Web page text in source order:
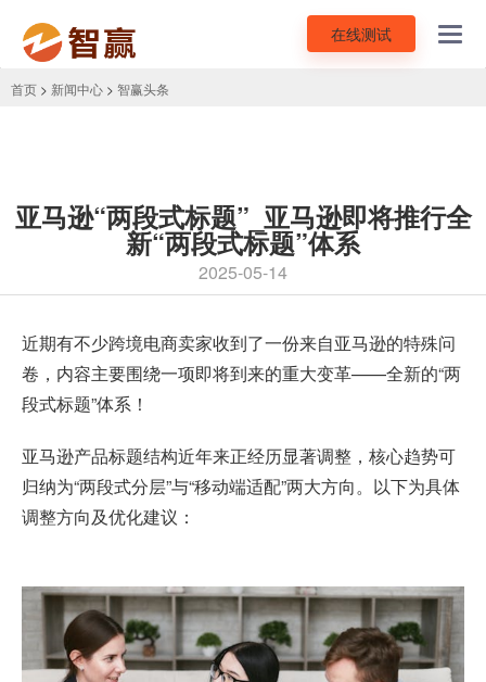
在线测试
首页 > 新闻中心 > 智赢头条
亚马逊“两段式标题”_亚马逊即将推行全
新“两段式标题”体系
2025-05-14
近期有不少跨境电商卖家收到了一份来自亚马逊的特殊问
卷，内容主要围绕一项即将到来的重大变革——全新的“两
段式标题”体系！
亚马逊产品标题结构近年来正经历显著调整，核心趋势可
归纳为“两段式分层”与“移动端适配”两大方向。以下为具体
调整方向及优化建议：